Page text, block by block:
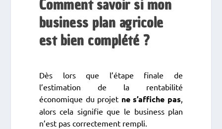
Comment savoir si mon
business plan agricole
est bien complété ?
Dès lors que l’étape finale de
l’estimation de la rentabilité
économique du projet ne s’affiche pas,
alors cela signifie que le business plan
n’est pas correctement rempli.